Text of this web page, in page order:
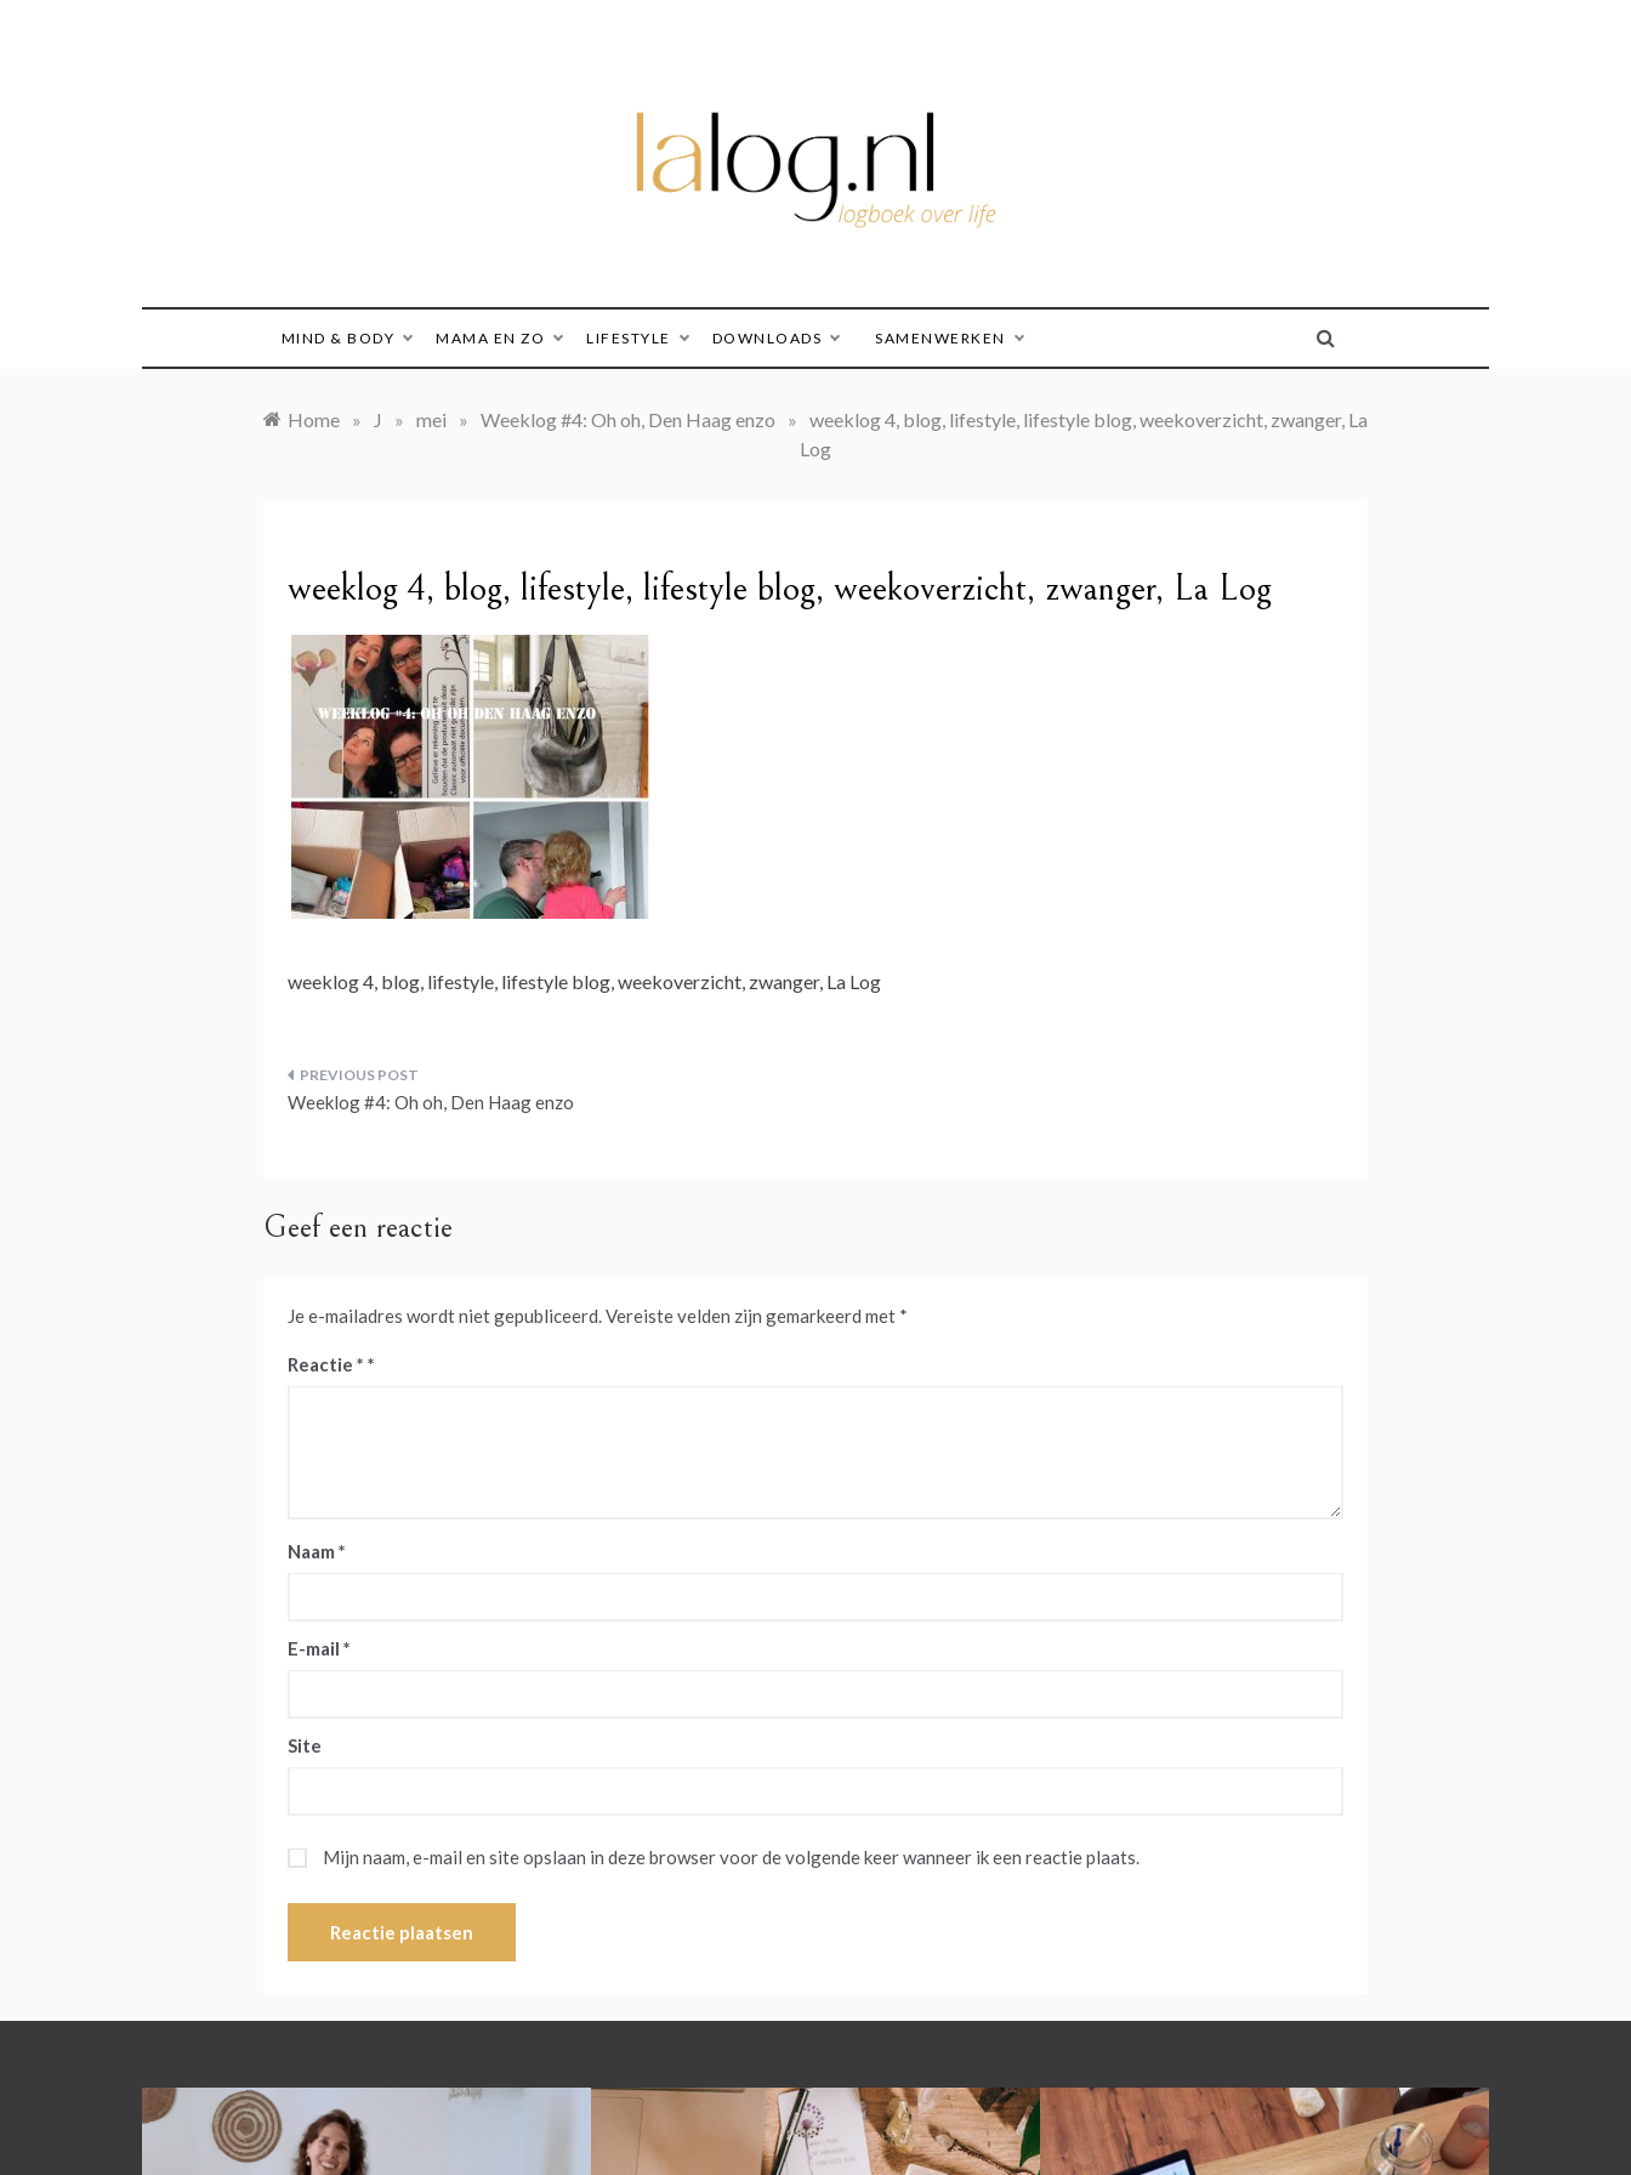
MIND & BODY MAMA EN ZO LIFESTYLE DOWNLOADS SAMENWERKEN
Home » J » mei » Weeklog #4: Oh oh, Den Haag enzo » weeklog 4, blog, lifestyle, lifestyle blog, weekoverzicht, zwanger, La
Log
weeklog 4, blog, lifestyle, lifestyle blog, weekoverzicht, zwanger, La Log
weeklog 4, blog, lifestyle, lifestyle blog, weekoverzicht, zwanger, La Log
Bericht
Weeklog #4: Oh oh, Den Haag enzo
Geef een reactie
Je e-mailadres wordt niet gepubliceerd.Vereiste velden zijn gemarkeerd met *
Reactie *
Naam *
E-mail *
Site
Mijn naam, e-mail en site opslaan in deze browser voor de volgende keer wanneer ik een reactie plaats.